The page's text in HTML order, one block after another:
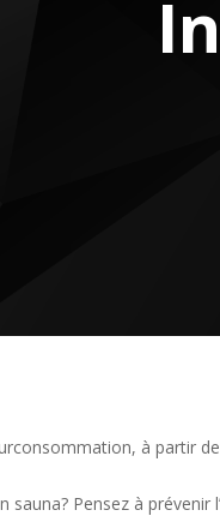
à partir
sauna? Pensez à